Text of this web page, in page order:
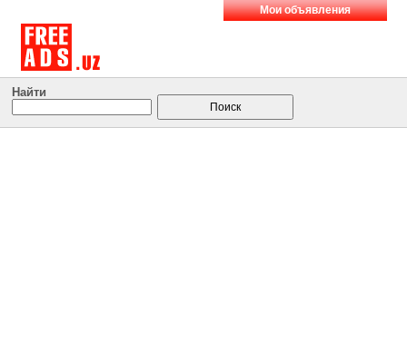
Мои объявления
Найти